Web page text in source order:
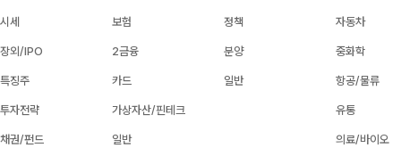
시세
장외/IPO
특징주
투자전략
채권/펀드
보험
2금융
카드
가상자산/핀테크
일반
정책
분양
일반
자동차
중화학
항공/물류
유통
의료/바이오